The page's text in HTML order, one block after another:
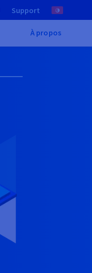
Support
À propos